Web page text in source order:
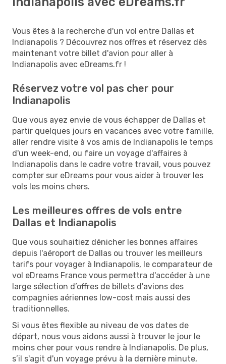
Vous êtes à la recherche d'un vol entre Dallas et
Indianapolis ? Découvrez nos offres et réservez dès
maintenant votre billet d'avion pour aller à
Indianapolis avec eDreams.fr !
Réservez votre vol pas cher pour
Indianapolis
Que vous ayez envie de vous échapper de Dallas et
partir quelques jours en vacances avec votre famille,
aller rendre visite à vos amis de Indianapolis le temps
d'un week-end, ou faire un voyage d'affaires à
Indianapolis dans le cadre votre travail, vous pouvez
compter sur eDreams pour vous aider à trouver les
vols les moins chers.
Les meilleures offres de vols entre
Dallas et Indianapolis
Que vous souhaitiez dénicher les bonnes affaires
depuis l'aéroport de Dallas ou trouver les meilleurs
tarifs pour voyager à Indianapolis, le comparateur de
vol eDreams France vous permettra d'accéder à une
large sélection d’offres de billets d'avions des
compagnies aériennes low-cost mais aussi des
traditionnelles.
Si vous êtes flexible au niveau de vos dates de
départ, nous vous aidons aussi à trouver le jour le
moins cher pour vous rendre à Indianapolis. De plus,
s’il s'agit d'un voyage prévu à la dernière minute,